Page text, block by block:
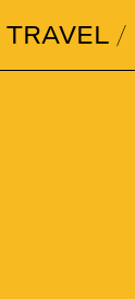
TRAVEL